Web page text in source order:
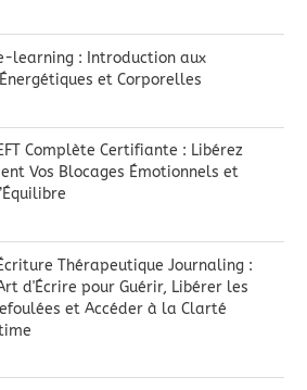
learning : Introduction aux
et Corporelles
Complète Certifiante : Libérez
Vos Blocages Émotionnels et
Thérapeutique Journaling :
d'Écrire pour Guérir, Libérer les
et Accéder à la Clarté